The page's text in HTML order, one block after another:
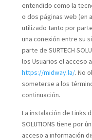
entendido como la
o dos páginas web (en
utilizado tanto por
una conexión entre su
parte de SURTECH
los Usuarios el acceso
https://midway.la/. No
someterse a los
continuación.
La instalación de Links
SOLUTIONS tiene por
acceso a información